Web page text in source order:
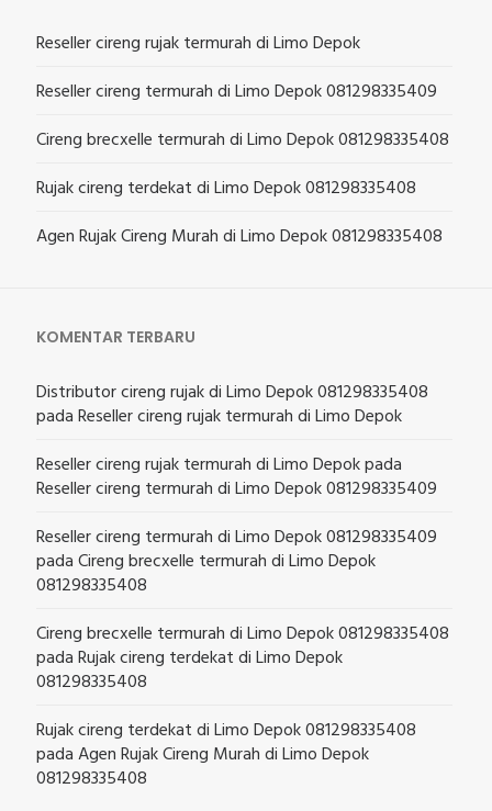
Reseller cireng rujak termurah di Limo Depok
Reseller cireng termurah di Limo Depok 081298335409
Cireng brecxelle termurah di Limo Depok 081298335408
Rujak cireng terdekat di Limo Depok 081298335408
Agen Rujak Cireng Murah di Limo Depok 081298335408
KOMENTAR TERBARU
Distributor cireng rujak di Limo Depok 081298335408
padaReseller cireng rujak termurah di Limo Depok
Reseller cireng rujak termurah di Limo Depokpada
Reseller cireng termurah di Limo Depok 081298335409
Reseller cireng termurah di Limo Depok 081298335409
padaCireng brecxelle termurah di Limo Depok
081298335408
Cireng brecxelle termurah di Limo Depok 081298335408
padaRujak cireng terdekat di Limo Depok
081298335408
Rujak cireng terdekat di Limo Depok 081298335408
padaAgen Rujak Cireng Murah di Limo Depok
081298335408